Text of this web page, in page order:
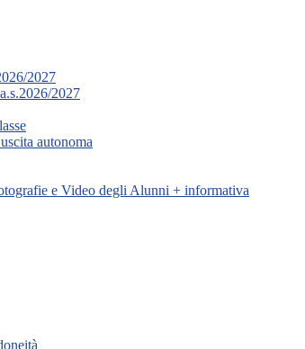
2027
2027
autonoma
e Video degli Alunni + informativa